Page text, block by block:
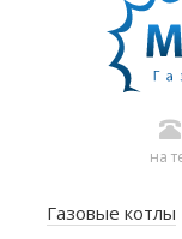
на
Газовые котлы